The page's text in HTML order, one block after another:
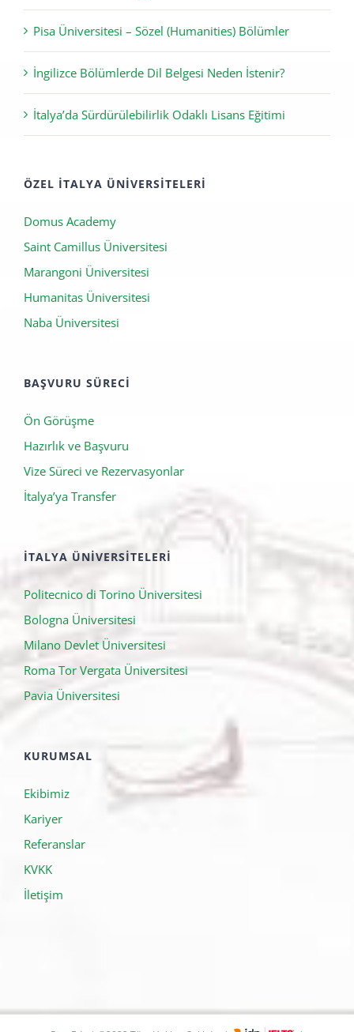
Pisa Üniversitesi – Sözel (Humanities) Bölümler
İngilizce Bölümlerde Dil Belgesi Neden İstenir?
İtalya’da Sürdürülebilirlik Odaklı Lisans Eğitimi
ÖZEL İTALYA ÜNIVERSITELERI
Domus Academy
Saint Camillus Üniversitesi
Marangoni Üniversitesi
Humanitas Üniversitesi
Naba Üniversitesi
BAŞVURU SÜRECI
Ön Görüşme
Hazırlık ve Başvuru
Vize Süreci ve Rezervasyonlar
İtalya’ya Transfer
İTALYA ÜNIVERSITELERI
Politecnico di Torino Üniversitesi
Bologna Üniversitesi
Milano Devlet Üniversitesi
Roma Tor Vergata Üniversitesi
Pavia Üniversitesi
KURUMSAL
Ekibimiz
Kariyer
Referanslar
KVKK
İletişim